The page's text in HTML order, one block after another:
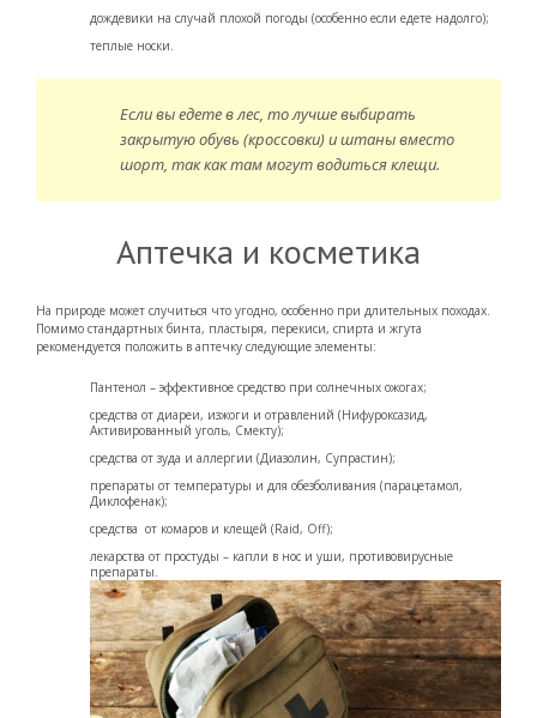
дождевики на случай плохой погоды (особенно если едете надолго);
теплые носки.
Если вы едете в лес, то лучше выбирать
закрытую обувь (кроссовки) и штаны вместо
шорт, так как там могут водиться клещи.
Аптечка и косметика
На природе может случиться что угодно, особенно при длительных походах.
Помимо стандартных бинта, пластыря, перекиси, спирта и жгута
рекомендуется положить в аптечку следующие элементы:
Пантенол – эффективное средство при солнечных ожогах;
средства от диареи, изжоги и отравлений (Нифуроксазид,
Активированный уголь, Смекту);
средства от зуда и аллергии (Диазолин, Супрастин);
препараты от температуры и для обезболивания (парацетамол,
Диклофенак);
средства от комаров и клещей (Raid, Оff);
лекарства от простуды – капли в нос и уши, противовирусные
препараты.